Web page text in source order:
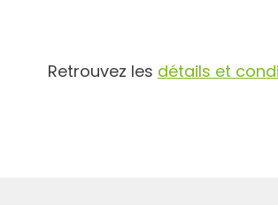
Retrouvez les détails et